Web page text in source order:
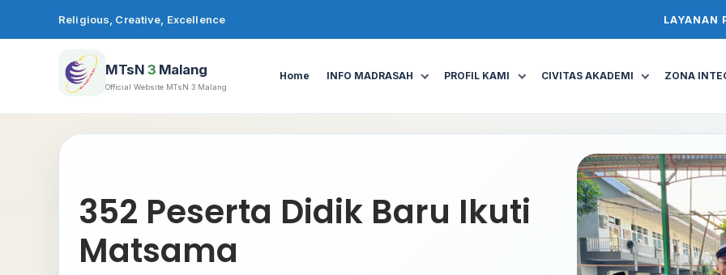
Religious, Creative, Excellence LAYANAN
MTsN 3 Malang
Official Website MTsN 3 Malang
Home INFO MADRASAH PROFIL KAMI CIVITAS AKADEMI ZONA
352 Peserta Didik Baru Ikuti
Matsama